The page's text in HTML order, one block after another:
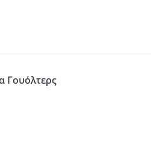
Γουόλτερς